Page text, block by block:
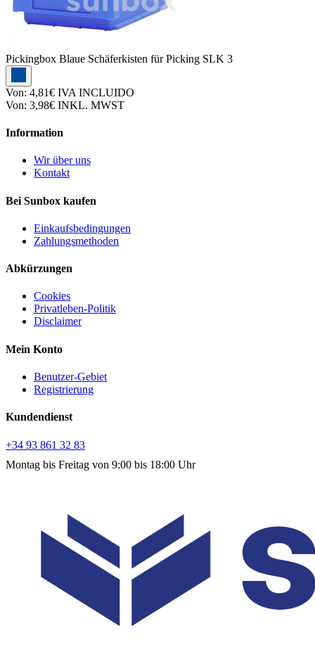
Pickingbox Blaue Schäferkisten für Picking SLK 3
Von: 4,81€ IVA INCLUIDO
Von: 3,98€ INKL. MWST
Information
Wir über uns
Kontakt
Bei Sunbox kaufen
Einkaufsbedingungen
Zahlungsmethoden
Abkürzungen
Cookies
Privatleben-Politik
Disclaimer
Mein Konto
Benutzer-Gebiet
Registrierung
Kundendienst
+34 93 861 32 83
Montag bis Freitag von 9:00 bis 18:00 Uhr